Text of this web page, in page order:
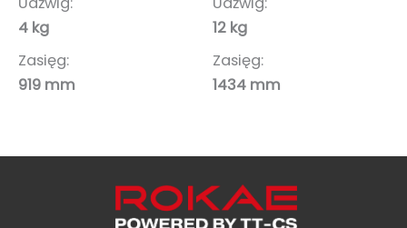
4 kg
Zasięg:
919 mm
12 kg
Zasięg:
1434 mm